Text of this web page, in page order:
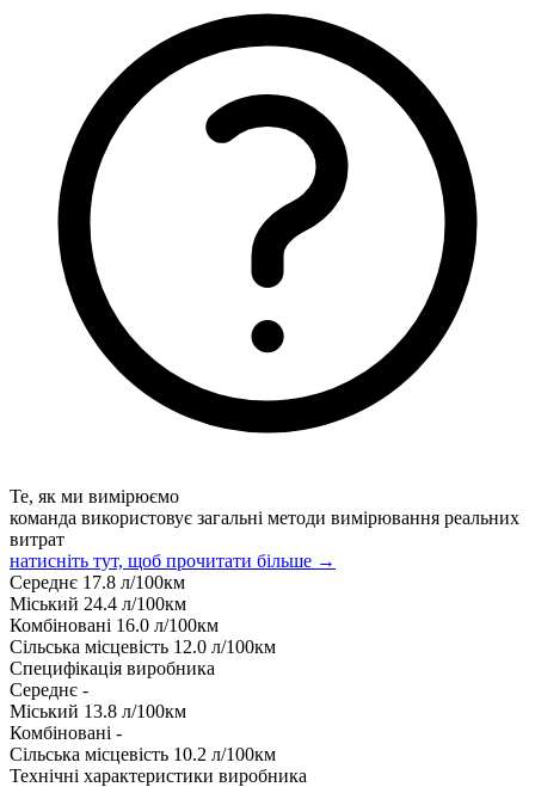
Те, як ми вимірюємо
команда використовує загальні методи вимірювання реальних
витрат
натисніть тут, щоб прочитати більше →
Середнє 17.8 л/100км
Міський 24.4 л/100км
Комбіновані 16.0 л/100км
Сільська місцевість 12.0 л/100км
Специфікація виробника
Середнє -
Міський 13.8 л/100км
Комбіновані -
Сільська місцевість 10.2 л/100км
Технічні характеристики виробника